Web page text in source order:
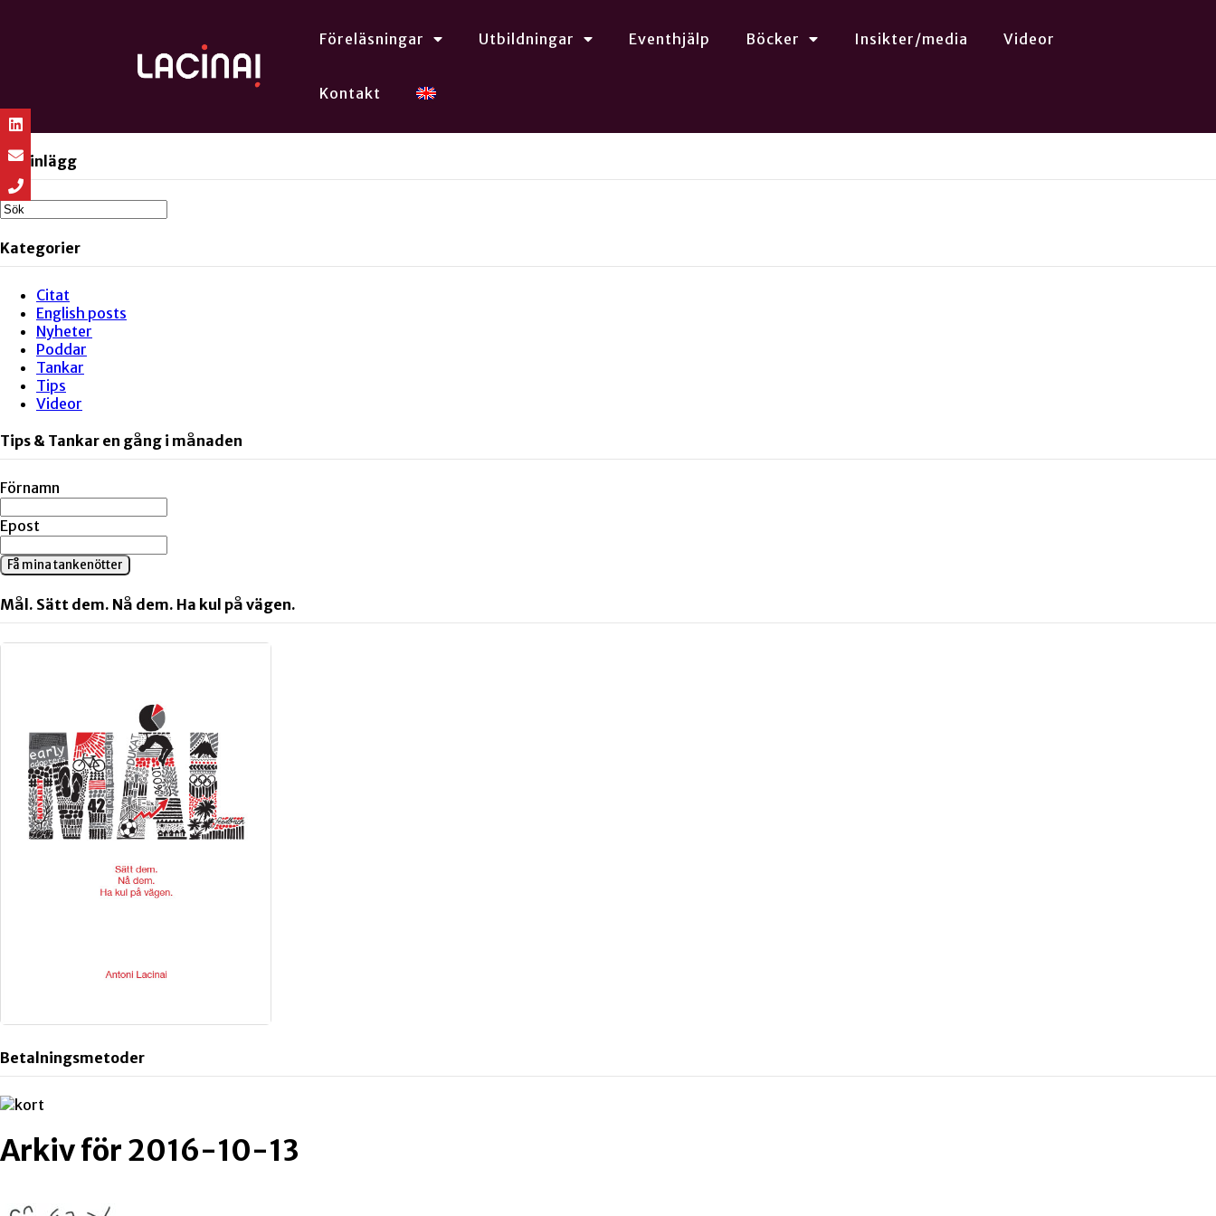
Föreläsningar Utbildningar Eventhjälp Böcker Insikter/media Videor
Kontakt
Sök inlägg
Kategorier
Citat
English posts
Nyheter
Poddar
Tankar
Tips
Videor
Tips & Tankar en gång i månaden
Förnamn
Epost
Få mina tankenötter
Mål. Sätt dem. Nå dem. Ha kul på vägen.
Betalningsmetoder
Arkiv för 2016-10-13